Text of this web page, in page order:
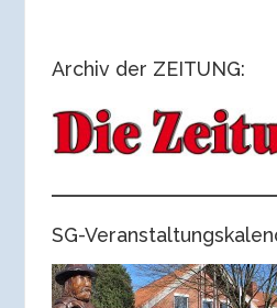
Archiv der ZEITUNG:
SG-